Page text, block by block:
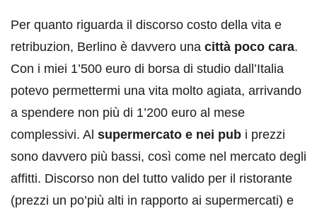
Per quanto riguarda il discorso costo della vita e
retribuzion, Berlino è davvero una città poco cara.
Con i miei 1’500 euro di borsa di studio dall’Italia
potevo permettermi una vita molto agiata, arrivando
a spendere non più di 1’200 euro al mese
complessivi. Al supermercato e nei pub i prezzi
sono davvero più bassi, così come nel mercato degli
affitti. Discorso non del tutto valido per il ristorante
(prezzi un po’più alti in rapporto ai supermercati) e